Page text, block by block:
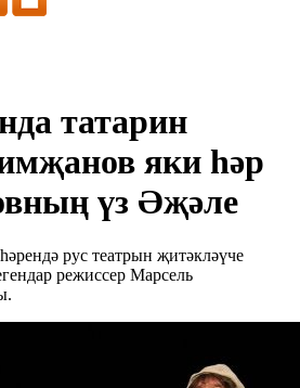
татарин
яки һәр
үз Әҗәле
рус театрын җитәкләүче
режиссер Марсель